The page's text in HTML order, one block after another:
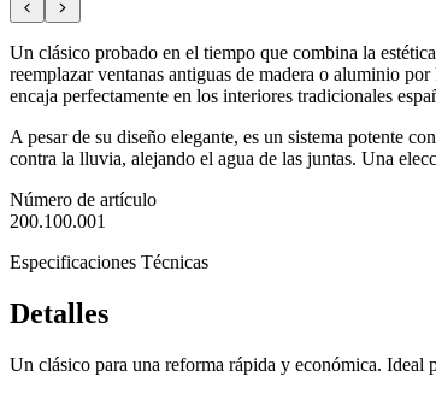
Un clásico probado en el tiempo que combina la
reemplazar ventanas antiguas de madera o aluminio
encaja perfectamente en los interiores tradicionales
A pesar de su diseño elegante, es un sistema potente
contra la lluvia, alejando el agua de las juntas. Una
Número de artículo
200.100.001
Especificaciones Técnicas
Detalles
Un clásico para una reforma rápida y económica. Ideal